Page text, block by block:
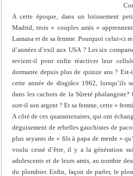
A cette époque, dans un lotissement
Madrid, trois « couples amis »
Lamana et de sa femme. Pourquoi celui-ci
d’années d’exil aux USA ? Les six
revient-il pour enfin réactiver leur
dormante depuis plus de quinze ans ?
cette année de disgrâce 1962, lorsqu’ils
dans les cachots de la Sûreté phalangiste?
sort-il son argent ? Et sa femme, cette «
A côté de ces quarantenaires, qui ont
déguisement de rebelles gauchistes de
plus seyants de « fils à papa de merde »
voulu cessé d’être, il y a la génération
adolescents et de leurs amis, au nombre
du plombier. Enfin, façon de parler, le